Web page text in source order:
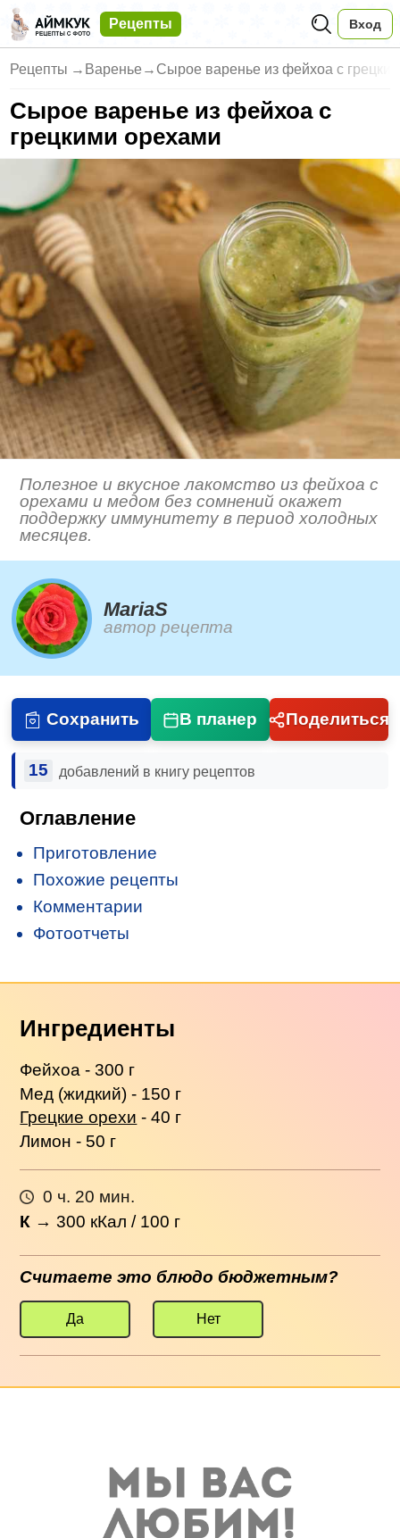
Рецепты Вход
Рецепты → Варенье → Сырое варенье из фейхоа с
Сырое варенье из фейхоа с
грецкими орехами
Полезное и вкусное лакомство из фейхоа с
орехами и медом без сомнений окажет
поддержку иммунитету в период холодных
месяцев.
MariaS
автор рецепта
Сохранить В планер Поделиться
15 добавлений в книгу рецептов
Оглавление
Приготовление
Похожие рецепты
Комментарии
Фотоотчеты
Ингредиенты
Фейхоа - 300 г
Мед (жидкий) - 150 г
Грецкие орехи - 40 г
Лимон - 50 г
0 ч. 20 мин.
К →300 кКал / 100 г
Считаете это блюдо бюджетным?
Да Нет